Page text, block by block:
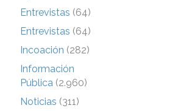
Entrevistas (64)
Entrevistas (64)
Incoación (282)
Información
Pública (2.960)
Noticias (311)